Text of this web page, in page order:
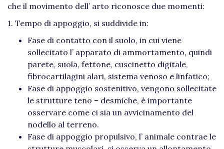
che il movimento dell’ arto riconosce due momenti:
1. Tempo di appoggio, si suddivide in:
Fase di contatto con il suolo, in cui viene
sollecitato l’ apparato di ammortamento, quindi
parete, suola, fettone, cuscinetto digitale,
fibrocartilagini alari, sistema venoso e linfatico;
Fase di appoggio sostenitivo, vengono sollecitate
le strutture teno – desmiche, è importante
osservare come ci sia un avvicinamento del
nodello al terreno.
Fase di appoggio propulsivo, l’ animale contrae le